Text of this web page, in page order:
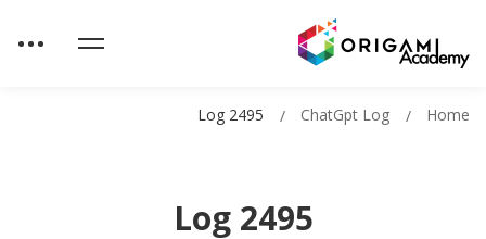
Log 2495
Home
ChatGpt Log
Log 2495